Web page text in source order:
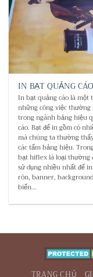
IN BẠT QUẢNG CÁO
In bạt quảng cáo là một
những công việc thường
trong ngành bảng hiệu
cáo. Bạt để in gồm có
mà chúng ta thường
các tấm bảng hiệu.
bạt hiflex là loại thường
sử dụng nhiều nhất để
rôn, banner,
biển...
TRANG CHỦ